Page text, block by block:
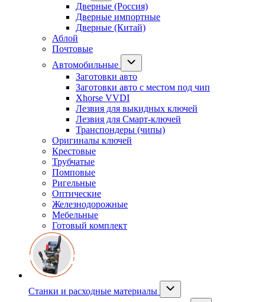
Дверные (Россия)
Дверные импортные
Дверные (Китай)
Аблой
Почтовые
Автомобильные
Заготовки авто
Заготовки авто с местом под чип
Xhorse VVDI
Лезвия для выкидных ключей
Лезвия для Смарт-ключей
Транспондеры (чипы)
Оригиналы ключей
Крестовые
Трубчатые
Помповые
Ригельные
Оптические
Железнодорожные
Мебельные
Готовый комплект
Станки и расходные материалы